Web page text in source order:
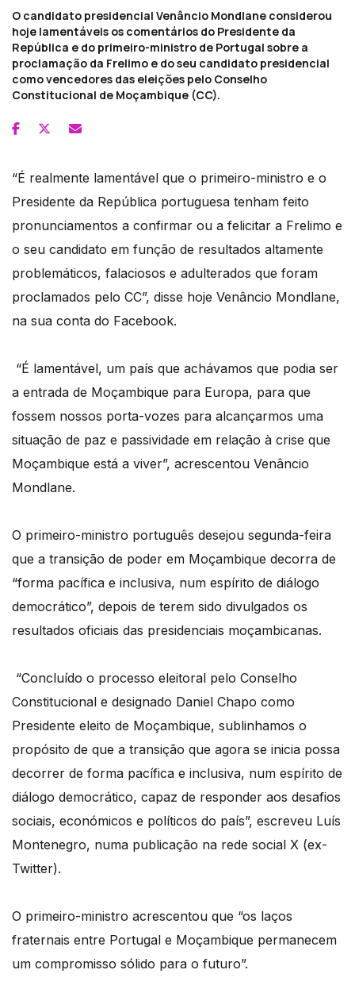
O candidato presidencial Venâncio Mondlane considerou
hoje lamentáveis os comentários do Presidente da
República e do primeiro-ministro de Portugal sobre a
proclamação da Frelimo e do seu candidato presidencial
como vencedores das eleições pelo Conselho
Constitucional de Moçambique (CC).
“É realmente lamentável que o primeiro-ministro e o
Presidente da República portuguesa tenham feito
pronunciamentos a confirmar ou a felicitar a Frelimo e
o seu candidato em função de resultados altamente
problemáticos, falaciosos e adulterados que foram
proclamados pelo CC”, disse hoje Venâncio Mondlane,
na sua conta do Facebook.
“É lamentável, um país que achávamos que podia ser
a entrada de Moçambique para Europa, para que
fossem nossos porta-vozes para alcançarmos uma
situação de paz e passividade em relação à crise que
Moçambique está a viver”, acrescentou Venâncio
Mondlane.
O primeiro-ministro português desejou segunda-feira
que a transição de poder em Moçambique decorra de
“forma pacífica e inclusiva, num espírito de diálogo
democrático”, depois de terem sido divulgados os
resultados oficiais das presidenciais moçambicanas.
“Concluído o processo eleitoral pelo Conselho
Constitucional e designado Daniel Chapo como
Presidente eleito de Moçambique, sublinhamos o
propósito de que a transição que agora se inicia possa
decorrer de forma pacífica e inclusiva, num espírito de
diálogo democrático, capaz de responder aos desafios
sociais, económicos e políticos do país”, escreveu Luís
Montenegro, numa publicação na rede social X (ex-
Twitter).
O primeiro-ministro acrescentou que “os laços
fraternais entre Portugal e Moçambique permanecem
um compromisso sólido para o futuro”.